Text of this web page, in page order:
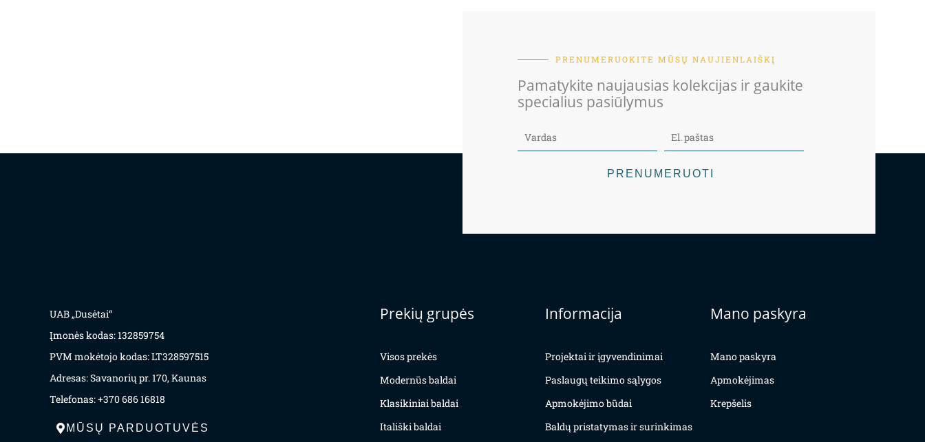
PRENUMERUOKITE MŪSŲ NAUJIENLAIŠKĮ
Pamatykite naujausias kolekcijas ir gaukite
specialius pasiūlymus
PRENUMERUOTI
UAB „Dusėtai“
Įmonės kodas: 132859754
PVM mokėtojo kodas: LT328597515
Adresas: Savanorių pr. 170, Kaunas
Telefonas: +370 686 16818
MŪSŲ PARDUOTUVĖS
Prekių grupės
Visos prekės
Modernūs baldai
Klasikiniai baldai
Itališki baldai
Informacija
Projektai ir įgyvendinimai
Paslaugų teikimo sąlygos
Apmokėjimo būdai
Baldų pristatymas ir surinkimas
Mano paskyra
Mano paskyra
Apmokėjimas
Krepšelis